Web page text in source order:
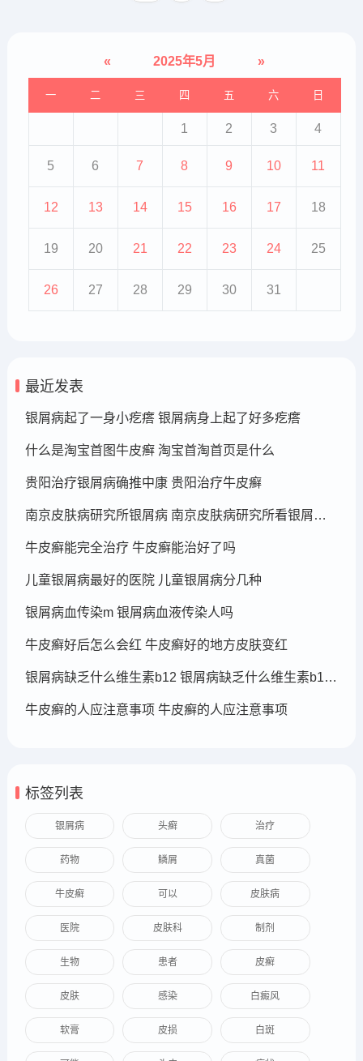
« 2025年5月 »
一 二 三 四 五 六 日
1 2 3 4
5 6 7 8 9 10 11
12 13 14 15 16 17 18
19 20 21 22 23 24 25
26 27 28 29 30 31
最近发表
银屑病起了一身小疙瘩 银屑病身上起了好多疙瘩
什么是淘宝首图牛皮癣 淘宝首淘首页是什么
贵阳治疗银屑病确推中康 贵阳治疗牛皮癣
南京皮肤病研究所银屑病 南京皮肤病研究所看银屑病哪个医生厉害
牛皮癣能完全治疗 牛皮癣能治好了吗
儿童银屑病最好的医院 儿童银屑病分几种
银屑病血传染m 银屑病血液传染人吗
牛皮癣好后怎么会红 牛皮癣好的地方皮肤变红
银屑病缺乏什么维生素b12 银屑病缺乏什么维生素b12可以补充
牛皮癣的人应注意事项 牛皮癣的人应注意事项
标签列表
银屑病 头癣 治疗
药物 鳞屑 真菌
牛皮癣 可以 皮肤病
医院 皮肤科 制剂
生物 患者 皮癣
皮肤 感染 白癜风
软膏 皮损 白斑